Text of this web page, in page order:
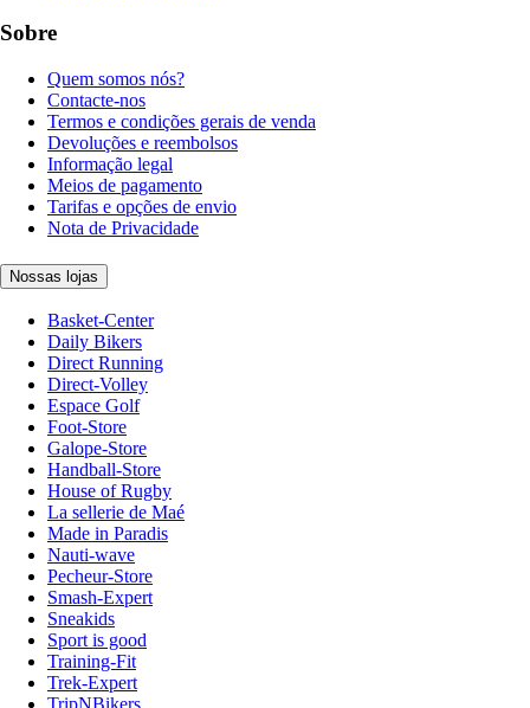
Sobre
Quem somos nós?
Contacte-nos
Termos e condições gerais de venda
Devoluções e reembolsos
Informação legal
Meios de pagamento
Tarifas e opções de envio
Nota de Privacidade
Nossas lojas
Basket-Center
Daily Bikers
Direct Running
Direct-Volley
Espace Golf
Foot-Store
Galope-Store
Handball-Store
House of Rugby
La sellerie de Maé
Made in Paradis
Nauti-wave
Pecheur-Store
Smash-Expert
Sneakids
Sport is good
Training-Fit
Trek-Expert